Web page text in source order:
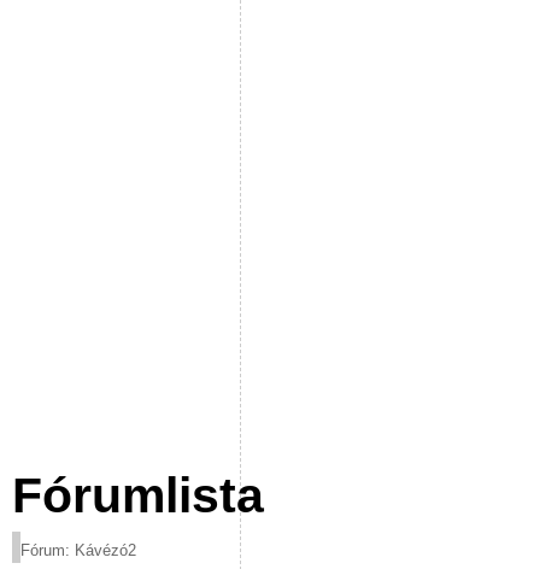
Fórumlista
Fórum: Kávézó2